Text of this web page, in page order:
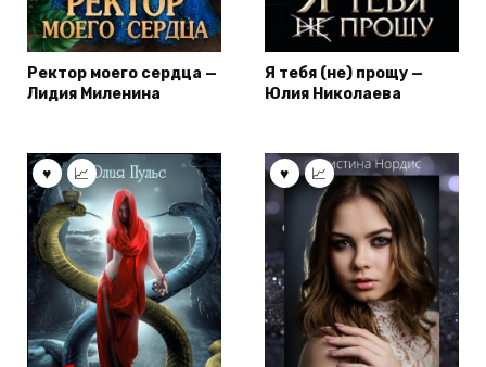
Ректор моего сердца —
Лидия Миленина
Я тебя (не) прощу —
Юлия Николаева